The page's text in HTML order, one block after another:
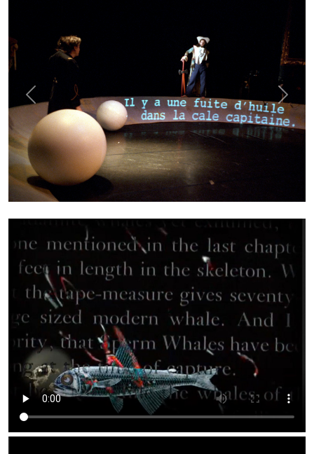
Previous Next